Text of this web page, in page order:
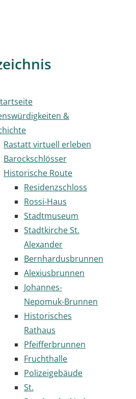
&
Rastatt virtuell erleben
Barockschlösser
Historische Route
Residenzschloss
Rossi-Haus
Stadtmuseum
Stadtkirche St.
Alexander
Bernhardusbrunnen
Alexiusbrunnen
Johannes-
Nepomuk-Brunnen
Historisches
Rathaus
Pfeifferbrunnen
Fruchthalle
Polizeigebäude
St.